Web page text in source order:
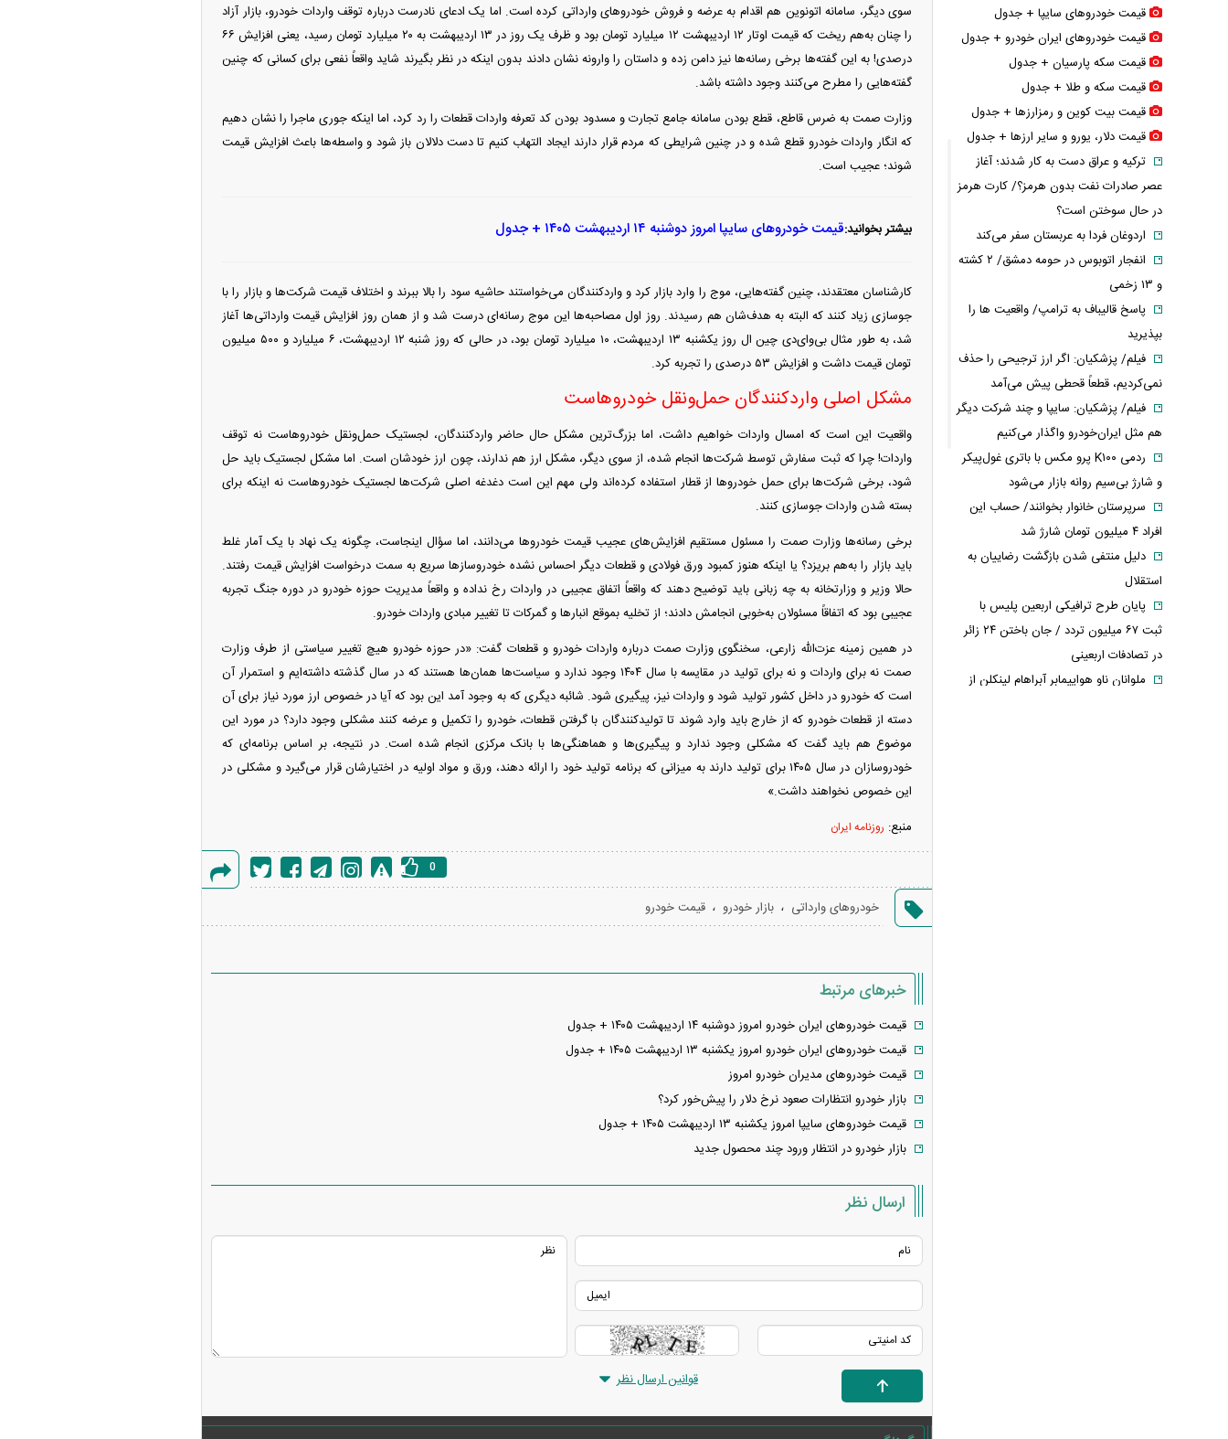
سوی دیگر، سامانه اتونوین هم اقدام به عرضه و فروش خودرو‌های وارداتی کرده است. اما یک ادعای نادرست درباره توقف واردات خودرو، بازار آزاد
را چنان به‌هم ریخت که قیمت اوتار ۱۲ اردیبهشت ۱۲ میلیارد تومان بود و ظرف یک روز در ۱۳ اردیبهشت به ۲۰ میلیارد تومان رسید، یعنی افزایش ۶۶
درصدی! به این گفته‌ها برخی رسانه‌ها نیز دامن زده و داستان را وارونه نشان دادند بدون اینکه در نظر بگیرند شاید واقعاً نفعی برای کسانی که چنین
گفته‌هایی را مطرح می‌کنند وجود داشته باشد.
وزارت صمت به ضرس قاطع، قطع بودن سامانه جامع تجارت و مسدود بودن کد تعرفه واردات قطعات را رد کرد، اما اینکه جوری ماجرا را نشان دهیم
که انگار واردات خودرو قطع شده و در چنین شرایطی که مردم قرار دارند ایجاد التهاب کنیم تا دست دلالان باز شود و واسطه‌ها باعث افزایش قیمت
شوند؛ عجیب است.
بیشتر بخوانید:قیمت خودرو‌های سایپا امروز دوشنبه ۱۴ اردیبهشت ۱۴۰۵ + جدول
کارشناسان معتقدند، چنین گفته‌هایی، موج را وارد بازار کرد و واردکنندگان می‌خواستند حاشیه سود را بالا ببرند و اختلاف قیمت شرکت‌ها و بازار را با
جوسازی زیاد کنند که البته به هدف‌شان هم رسیدند. روز اول مصاحبه‌ها این موج رسانه‌ای درست شد و از همان روز افزایش قیمت وارداتی‌ها آغاز
شد، به طور مثال بی‌وای‌دی چین ال روز یکشنبه ۱۳ اردیبهشت، ۱۰ میلیارد تومان بود، در حالی که روز شنبه ۱۲ اردیبهشت، ۶ میلیارد و ۵۰۰ میلیون
تومان قیمت داشت و افزایش ۵۳ درصدی را تجربه کرد.
مشکل اصلی واردکنندگان حمل‌ونقل خودروهاست
واقعیت این است که امسال واردات خواهیم داشت، اما بزرگ‌ترین مشکل حال حاضر واردکنندگان، لجستیک حمل‌ونقل خودروهاست نه توقف
واردات! چرا که ثبت سفارش توسط شرکت‌ها انجام شده، از سوی دیگر، مشکل ارز هم ندارند، چون ارز خودشان است. اما مشکل لجستیک باید حل
شود، برخی شرکت‌ها برای حمل خودرو‌ها از قطار استفاده کرده‌اند ولی مهم این است دغدغه اصلی شرکت‌ها لجستیک خودروهاست نه اینکه برای
بسته شدن واردات جوسازی کنند.
برخی رسانه‌ها وزارت صمت را مسئول مستقیم افزایش‌های عجیب قیمت خودرو‌ها می‌دانند، اما سؤال اینجاست، چگونه یک نهاد با یک آمار غلط
باید بازار را به‌هم بریزد؟ یا اینکه هنوز کمبود ورق فولادی و قطعات دیگر احساس نشده خودروساز‌ها سریع به سمت درخواست افزایش قیمت رفتند.
حالا وزیر و وزارتخانه به چه زبانی باید توضیح دهند که واقعاً اتفاق عجیبی در واردات رخ نداده و واقعاً مدیریت حوزه خودرو در دوره جنگ تجربه
عجیبی بود که اتفاقاً مسئولان به‌خوبی انجامش دادند؛ از تخلیه بموقع انبار‌ها و گمرکات تا تغییر مبادی واردات خودرو.
در همین زمینه عزت‌الله زارعی، سخنگوی وزارت صمت درباره واردات خودرو و قطعات گفت: «در حوزه خودرو هیچ تغییر سیاستی از طرف وزارت
صمت نه برای واردات و نه برای تولید در مقایسه با سال ۱۴۰۴ وجود ندارد و سیاست‌ها همان‌ها هستند که در سال گذشته داشته‌ایم و استمرار آن
است که خودرو در داخل کشور تولید شود و واردات نیز، پیگیری شود. شائبه دیگری که به وجود آمد این بود که آیا در خصوص ارز مورد نیاز برای آن
دسته از قطعات خودرو که از خارج باید وارد شوند تا تولیدکنندگان با گرفتن قطعات، خودرو را تکمیل و عرضه کنند مشکلی وجود دارد؟ در مورد این
موضوع هم باید گفت که مشکلی وجود ندارد و پیگیری‌ها و هماهنگی‌ها با بانک مرکزی انجام شده است. در نتیجه، بر اساس برنامه‌ای که
خودروسازان در سال ۱۴۰۵ برای تولید دارند به میزانی که برنامه تولید خود را ارائه دهند، ورق و مواد اولیه در اختیارشان قرار می‌گیرد و مشکلی در
این خصوص نخواهند داشت.»
منبع: روزنامه ایران
گزارش
0
خودروهای وارداتی ، بازار خودرو ، قیمت خودرو
خبرهای مرتبط
قیمت خودرو‌های ایران خودرو امروز دوشنبه ۱۴ اردیبهشت ۱۴۰۵ + جدول
قیمت خودرو‌های ایران خودرو امروز یکشنبه ۱۳ اردیبهشت ۱۴۰۵ + جدول
قیمت خودرو‌های مدیران خودرو امروز
بازار خودرو انتظارات صعود نرخ دلار را پیش‌خور کرد؟
قیمت خودرو‌های سایپا امروز یکشنبه ۱۳ اردیبهشت ۱۴۰۵ + جدول
بازار خودرو در انتظار ورود چند محصول جدید
ارسال نظر
قوانین ارسال نظر
قیمت خودرو‌های سایپا + جدول
قیمت خودرو‌های ایران خودرو + جدول
قیمت سکه پارسیان + جدول
قیمت سکه و طلا + جدول
قیمت بیت کوین و رمزارز‌ها + جدول
قیمت دلار، یورو و سایر ارز‌ها + جدول
ترکیه و عراق دست به کار شدند؛ آغاز
عصر صادرات نفت بدون هرمز؟/ کارت هرمز
در حال سوختن است؟
اردوغان فردا به عربستان سفر می‌کند
انفجار اتوبوس در حومه دمشق/ ۲ کشته
و ۱۳ زخمی
پاسخ قالیباف به ترامپ/ واقعیت ها را
بپذیرید
فیلم/ پزشکیان: اگر ارز ترجیحی را حذف
نمی‌کردیم، قطعاً قحطی پیش می‌آمد
فیلم/ پزشکیان: سایپا و چند شرکت دیگر
هم مثل ایران‌خودرو واگذار می‌کنیم
ردمی K۱۰۰ پرو مکس با باتری غول‌پیکر
و شارژ بی‌سیم روانه بازار می‌شود
سرپرستان خانوار بخوانند/ حساب این
افراد ۴ میلیون تومان شارژ شد
دلیل منتفی شدن بازگشت رضاییان به
استقلال
پایان طرح ترافیکی اربعین پلیس با
ثبت ۶۷ میلیون تردد / جان باختن ۲۴ زائر
در تصادفات اربعینی
ملوانان ناو هواپیمابر آبراهام لینکلن از